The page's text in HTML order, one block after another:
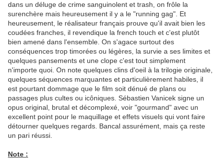
dans un déluge de crime sanguinolent et trash, on frôle la
surenchère mais heureusement il y a le "running gag". Et
heureusement, le réalisateur français prouve qu'il avait bien les
coudées franches, il revendique la french touch et c'est plutôt
bien amené dans l'ensemble. On s'agace surtout des
conséquences trop timorées ou légères, la survie a ses limites et
quelques pansements et une clope c'est tout simplement
n'importe quoi. On note quelques clins d'oeil à la trilogie originale,
quelques séquences marquantes et particulièrement habiles, il
est pourtant dommage que le film soit dénué de plans ou
passages plus cultes ou icôniques. Sébastien Vanicek signe un
opus original, brutal et décomplexé, voir "gourmand" avec un
excellent point pour le maquillage et effets visuels qui vont faire
détourner quelques regards. Bancal assurément, mais ça reste
un pari réussi.
Note :